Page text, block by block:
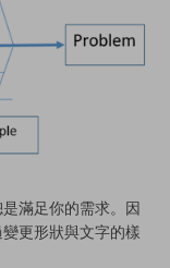
滿足你的需求。因
更形狀與文字的樣